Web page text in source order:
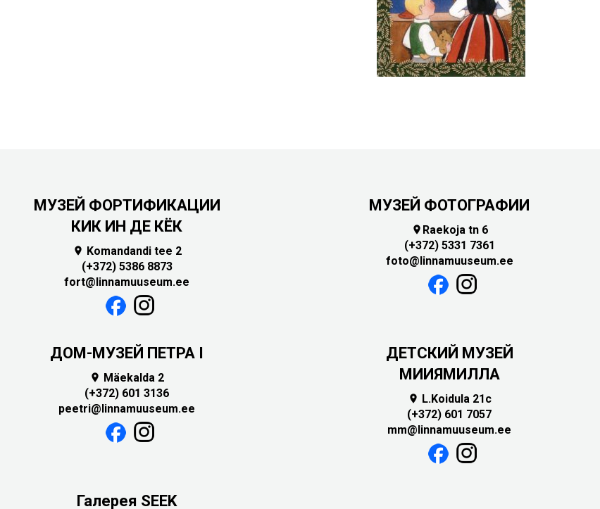
МУЗЕЙ ФОРТИФИКАЦИИ
КИК ИН ДЕ КЁК
 Komandandi tee 2
(+372) 5386 8873
fort@linnamuuseum.ee
МУЗЕЙ ФОТОГРАФИИ
 Raekoja tn 6
(+372) 5331 7361
foto@linnamuuseum.ee
ДОМ-МУЗЕЙ ПЕТРА I
 Mäekalda 2
(+372) 601 3136
peetri@linnamuuseum.ee
ДЕТСКИЙ МУЗЕЙ
МИИЯМИЛЛА
 L.Koidula 21c
(+372) 601 7057
mm@linnamuuseum.ee
Галерея SEEK